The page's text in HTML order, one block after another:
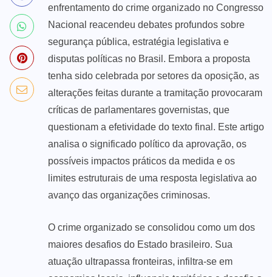
enfrentamento do crime organizado no Congresso
Nacional reacendeu debates profundos sobre
segurança pública, estratégia legislativa e
disputas políticas no Brasil. Embora a proposta
tenha sido celebrada por setores da oposição, as
alterações feitas durante a tramitação provocaram
críticas de parlamentares governistas, que
questionam a efetividade do texto final. Este artigo
analisa o significado político da aprovação, os
possíveis impactos práticos da medida e os
limites estruturais de uma resposta legislativa ao
avanço das organizações criminosas.
O crime organizado se consolidou como um dos
maiores desafios do Estado brasileiro. Sua
atuação ultrapassa fronteiras, infiltra-se em